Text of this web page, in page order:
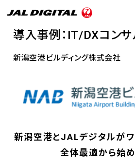
導入事例：IT/DXコンサ
新潟空港ビルディング株式会社
新潟空港とJALデジタルがワ
全体最適から始